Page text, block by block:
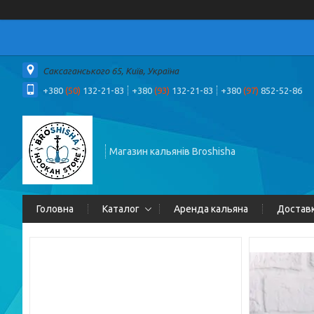
Саксаганського 65, Київ, Україна
+380 (50) 132-21-83 +380 (93) 132-21-83 +380 (97) 852-52-86
Магазин кальянів Broshisha
Головна Каталог Аренда кальяна